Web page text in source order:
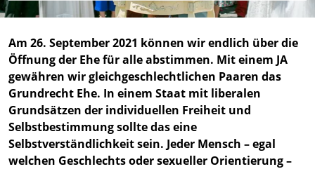
Am 26. September 2021 können wir endlich über die
Öffnung der Ehe für alle abstimmen. Mit einem JA
gewähren wir gleichgeschlechtlichen Paaren das
Grundrecht Ehe. In einem Staat mit liberalen
Grundsätzen der individuellen Freiheit und
Selbstbestimmung sollte das eine
Selbstverständlichkeit sein. Jeder Mensch – egal
welchen Geschlechts oder sexueller Orientierung –